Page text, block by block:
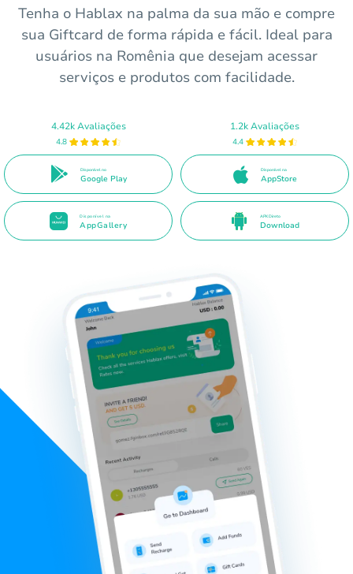
Tenha o Hablax na palma da sua mão e compre
sua Giftcard de forma rápida e fácil. Ideal para
usuários na Romênia que desejam acessar
serviços e produtos com facilidade.
4.42k Avaliações
4.8
Disponível no
Google Play
1.2k Avaliações
4.4
Disponível na
AppStore
Disponível na
AppGallery
APK Direto
Download